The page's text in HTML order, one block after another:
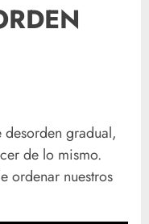
gradual,
de lo mismo.
ordenar nuestros